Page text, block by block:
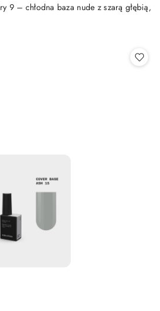
9 – chłodna baza nude z szarą głębią,